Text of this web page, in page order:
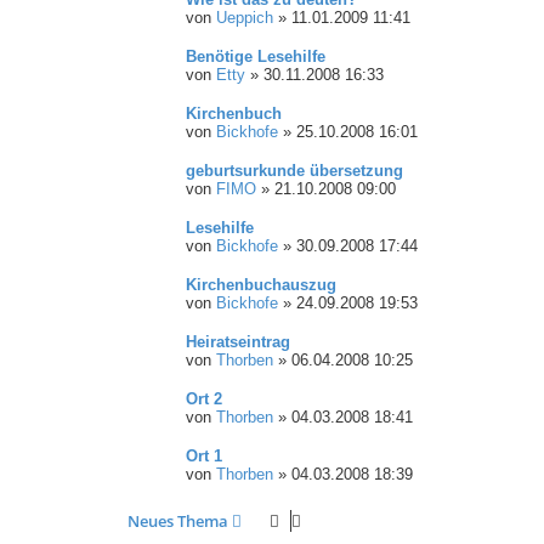
von Ueppich » 11.01.2009 11:41
Benötige Lesehilfe
von Etty » 30.11.2008 16:33
Kirchenbuch
von Bickhofe » 25.10.2008 16:01
geburtsurkunde übersetzung
von FIMO » 21.10.2008 09:00
Lesehilfe
von Bickhofe » 30.09.2008 17:44
Kirchenbuchauszug
von Bickhofe » 24.09.2008 19:53
Heiratseintrag
von Thorben » 06.04.2008 10:25
Ort 2
von Thorben » 04.03.2008 18:41
Ort 1
von Thorben » 04.03.2008 18:39
Neues Thema